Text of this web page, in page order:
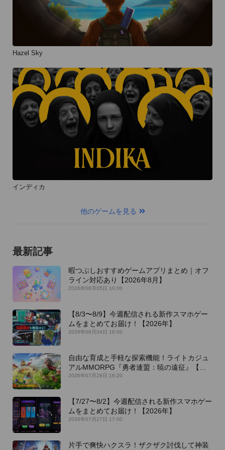
Hazel Sky
インディカ
他のゲームを見る
最新記事
暇つぶしおすすめゲームアプリまとめ｜オフ
ライン対応あり【2026年8月】
2026年08月05日 10:00
【8/3〜8/9】今週配信される新作スマホゲー
ムをまとめてお届け！【2026年】
2026年08月04日 16:00
自由な育成と手軽な探索機能！ライトカジュ
アルMMORPG『勇者連盟：暁の遠征』【最
新作PICKUP】
2026年07月28日 18:20
【7/27〜8/2】今週配信される新作スマホゲー
ムをまとめてお届け！【2026年】
2026年07月27日 17:00
片手で爽快ハクスラ！ザクザク討伐して神装